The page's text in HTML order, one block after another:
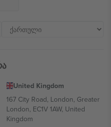
United Kingdom
167 City Road, London, Greater
London, EC1V 1AW, United
Kingdom